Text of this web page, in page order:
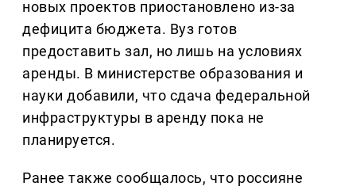
новых проектов приостановлено из-за
дефицита бюджета. Вуз готов
предоставить зал, но лишь на условиях
аренды. В министерстве образования и
науки добавили, что сдача федеральной
инфраструктуры в аренду пока не
планируется.
Ранее также сообщалось, что россияне